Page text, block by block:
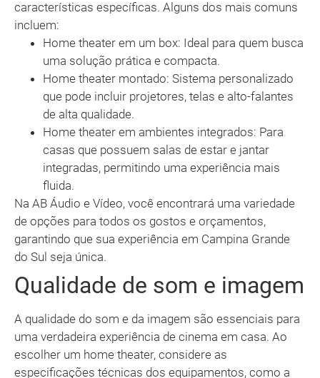
características específicas. Alguns dos mais comuns
incluem:
Home theater em um box: Ideal para quem busca
uma solução prática e compacta.
Home theater montado: Sistema personalizado
que pode incluir projetores, telas e alto-falantes
de alta qualidade.
Home theater em ambientes integrados: Para
casas que possuem salas de estar e jantar
integradas, permitindo uma experiência mais
fluida.
Na AB Áudio e Vídeo, você encontrará uma variedade
de opções para todos os gostos e orçamentos,
garantindo que sua experiência em Campina Grande
do Sul seja única.
Qualidade de som e imagem
A qualidade do som e da imagem são essenciais para
uma verdadeira experiência de cinema em casa. Ao
escolher um home theater, considere as
especificações técnicas dos equipamentos, como a